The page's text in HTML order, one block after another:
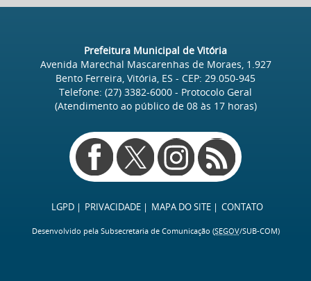
Prefeitura Municipal de Vitória
Avenida Marechal Mascarenhas de Moraes, 1.927
Bento Ferreira, Vitória, ES - CEP: 29.050-945
Telefone: (27) 3382-6000 - Protocolo Geral
(Atendimento ao público de 08às 17horas)
LGPD PRIVACIDADE MAPA DO SITE CONTATO
Desenvolvido pela Subsecretaria de Comunicação (SEGOV/SUB-COM)